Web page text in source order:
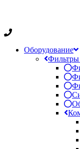
Оборудование
Фильтры